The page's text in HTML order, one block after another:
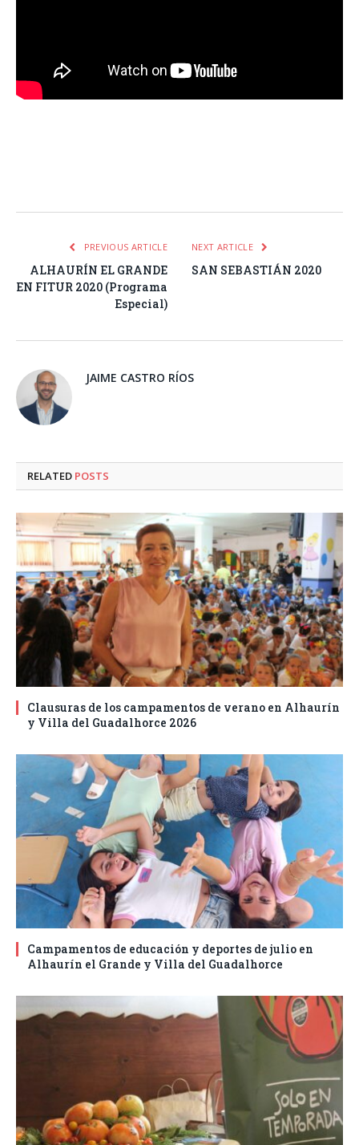
PREVIOUS ARTICLE
ALHAURÍN EL GRANDE
EN FITUR 2020 (Programa
Especial)
NEXT ARTICLE
SAN SEBASTIÁN 2020
JAIME CASTRO RÍOS
RELATED POSTS
Clausuras de los campamentos de verano en Alhaurín
y Villa del Guadalhorce 2026
Campamentos de educación y deportes de julio en
Alhaurín el Grande y Villa del Guadalhorce